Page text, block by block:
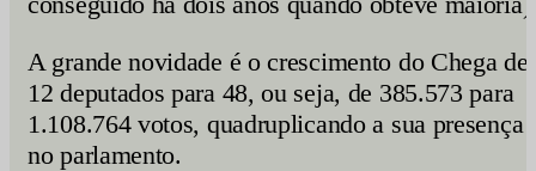
A grande novidade é o crescimento do Chega de
12 deputados para 48, ou seja, de 385.573 para
1.108.764 votos, quadruplicando a sua presença
no parlamento.